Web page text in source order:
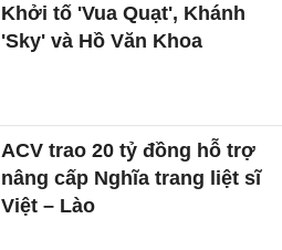
Khởi tố 'Vua Quạt', Khánh
'Sky' và Hồ Văn Khoa
ACV trao 20 tỷ đồng hỗ trợ
nâng cấp Nghĩa trang liệt sĩ
Việt – Lào